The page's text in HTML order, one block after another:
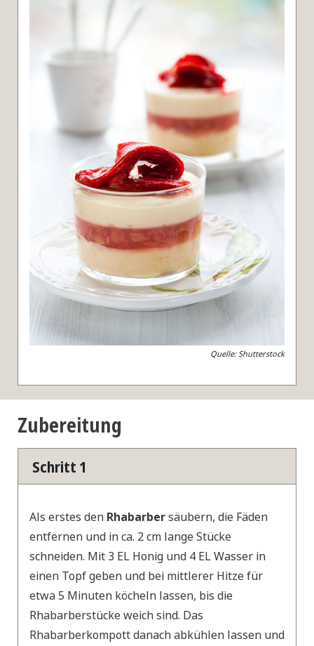
Quelle: Shutterstock
Zubereitung
Schritt 1
Als erstes den Rhabarbersäubern, die Fäden
entfernen und in ca. 2 cm lange Stücke
schneiden. Mit 3 EL Honig und 4 EL Wasser in
einen Topf geben und bei mittlerer Hitze für
etwa 5 Minuten köcheln lassen, bis die
Rhabarberstücke weich sind. Das
Rhabarberkompott danach abkühlen lassen und